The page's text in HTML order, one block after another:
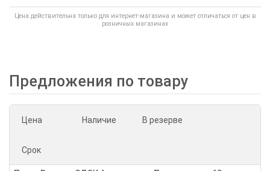
Цена действительна только для интернет-магазина и может отличаться от цен в
розничных магазинах
Предложения по товару
Цена Наличие В резерве
Срок